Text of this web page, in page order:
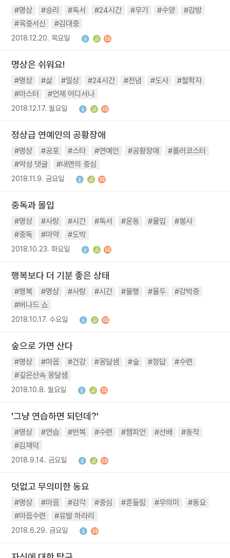
#명상 #승리 #독서 #24시간 #무기 #수양
#감방
#옥중서신
#김대중
2018.12.20. 목요일
명상은 쉬워요!
#명상 #삶 #일상 #24시간 #전념 #도사
#철학자
#마스터
#언제 어디서나
2018.12.17. 월요일
정상급 연예인의 공황장애
#명상 #공포 #스타 #연예인 #공황장애
#롤러코스터
#악성 댓글
#내면의 중심
2018.11.9. 금요일
중독과 몰입
#명상 #사랑 #시간 #독서 #운동 #몰입
#봉사
#중독
#마약 #도박
2018.10.23. 화요일
행복보다 더 기분 좋은 상태
#행복 #명상 #사랑 #시간 #불행 #몰두
#강박증
#버나드 쇼
2018.10.17. 수요일
숲으로 가면 산다
#명상 #마음 #건강 #옹달샘 #숲 #정답
#수련
#깊은산속 옹달샘
2018.10.8. 월요일
'그냥 연습하면 되던데?'
#명상 #연습 #반복 #수련 #챔피언 #선배
#동작
#김재덕
2018.9.14. 금요일
덧없고 무의미한 동요
#명상 #마음 #감각 #중심 #흔들림 #무의미
#동요
#마음수련
#유발 하라리
2018.6.29. 금요일